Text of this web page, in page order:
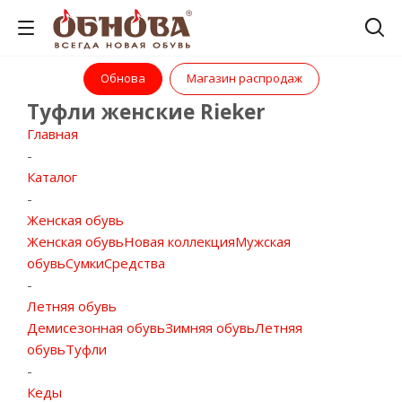
Обнова Магазин распродаж
Туфли женские Rieker
Главная
-
Каталог
-
Женская обувь
Женская обувьНовая коллекцияМужская
обувьСумкиСредства
-
Летняя обувь
Демисезонная обувьЗимняя обувьЛетняя
обувьТуфли
-
Кеды